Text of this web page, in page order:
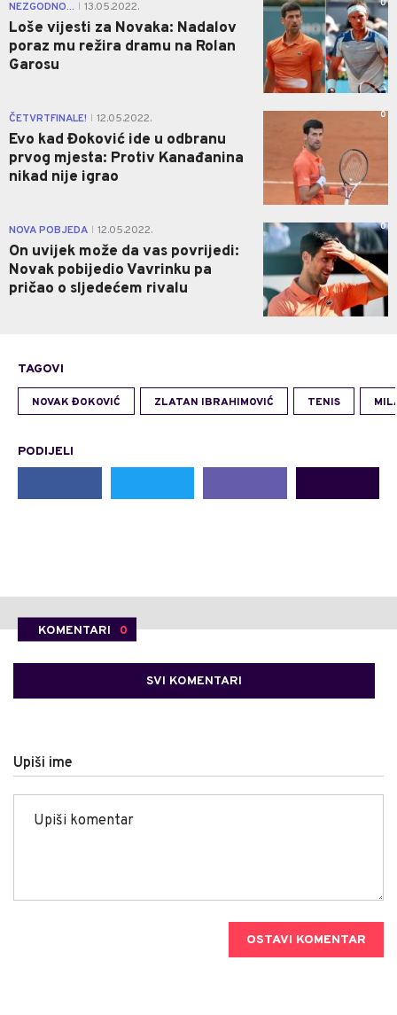
NEZGODNO... 13.05.2022.
Loše vijesti za Novaka: Nadalov
poraz mu režira dramu na Rolan
Garosu
0
ČETVRTFINALE! 12.05.2022.
Evo kad Đoković ide u odbranu
prvog mjesta: Protiv Kanađanina
nikad nije igrao
0
NOVA POBJEDA 12.05.2022.
On uvijek može da vas povrijedi:
Novak pobijedio Vavrinku pa
pričao o sljedećem rivalu
0
TAGOVI
NOVAK ĐOKOVIĆ ZLATAN IBRAHIMOVIĆ TENIS
PODIJELI
KOMENTARI 0
SVI KOMENTARI
Upiši ime
OSTAVI KOMENTAR